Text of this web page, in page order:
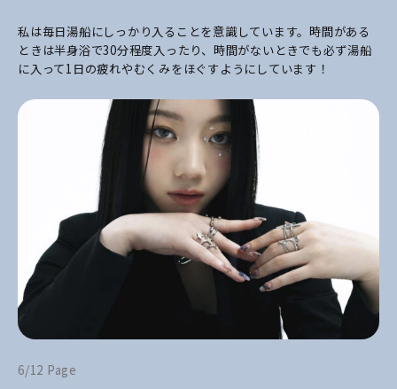
私は毎日湯船にしっかり入ることを意識しています。時間がある
ときは半身浴で30分程度入ったり、時間がないときでも必ず湯船
に入って1日の疲れやむくみをほぐすようにしています！
6/12 Page